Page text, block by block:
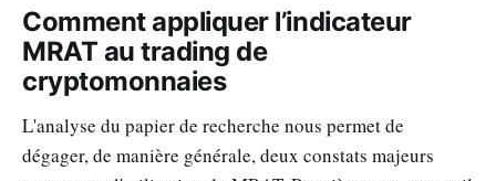
Comment appliquer l’indicateur
MRAT au trading de
cryptomonnaies
L'analyse du papier de recherche nous permet de
dégager, de manière générale, deux constats majeurs